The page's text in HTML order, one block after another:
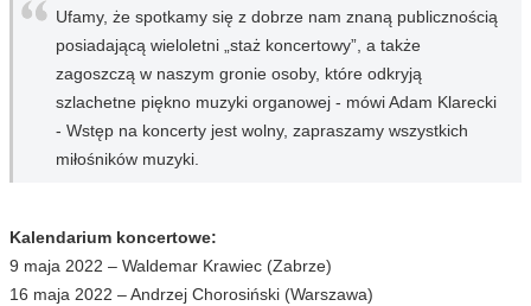
Ufamy, że spotkamy się z dobrze nam znaną publicznością
posiadającą wieloletni „staż koncertowy”, a także
zagoszczą w naszym gronie osoby, które odkryją
szlachetne piękno muzyki organowej - mówi Adam Klarecki
- Wstęp na koncerty jest wolny, zapraszamy wszystkich
miłośników muzyki.
Kalendarium koncertowe:
9 maja 2022 – Waldemar Krawiec (Zabrze)
16 maja 2022 – Andrzej Chorosiński (Warszawa)